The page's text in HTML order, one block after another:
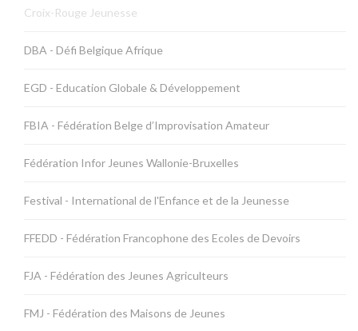
Croix-Rouge Jeunesse
DBA - Défi Belgique Afrique
EGD - Education Globale & Développement
FBIA - Fédération Belge d’Improvisation Amateur
Fédération Infor Jeunes Wallonie-Bruxelles
Festival - International de l'Enfance et de la Jeunesse
FFEDD - Fédération Francophone des Ecoles de Devoirs
FJA - Fédération des Jeunes Agriculteurs
FMJ - Fédération des Maisons de Jeunes